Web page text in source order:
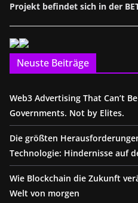
Projekt befindet sich in der
Neuste Beiträge
Web3 Advertising That Can’t
Governments. Not by Elites.
Die größten
Technologie: Hindernisse auf
Wie Blockchain die Zukunft
Welt von morgen